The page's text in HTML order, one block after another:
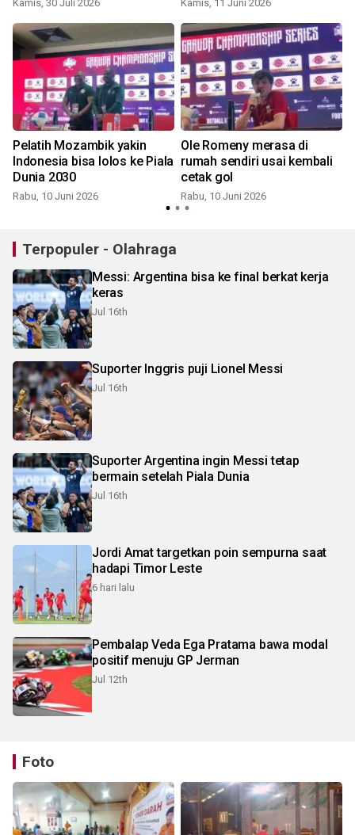
Kamis, 30 Juli 2026 Kamis, 11 Juni 2026
Pelatih Mozambik yakin
Indonesia bisa lolos ke Piala
Dunia 2030
Rabu, 10 Juni 2026
Ole Romeny merasa di
rumah sendiri usai kembali
cetak gol
Rabu, 10 Juni 2026
Terpopuler - Olahraga
Messi: Argentina bisa ke final berkat kerja
keras
Jul 16th
Suporter Inggris puji Lionel Messi
Jul 16th
Suporter Argentina ingin Messi tetap
bermain setelah Piala Dunia
Jul 16th
Jordi Amat targetkan poin sempurna saat
hadapi Timor Leste
6 hari lalu
Pembalap Veda Ega Pratama bawa modal
positif menuju GP Jerman
Jul 12th
Foto